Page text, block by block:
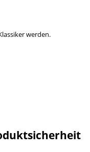
werden.